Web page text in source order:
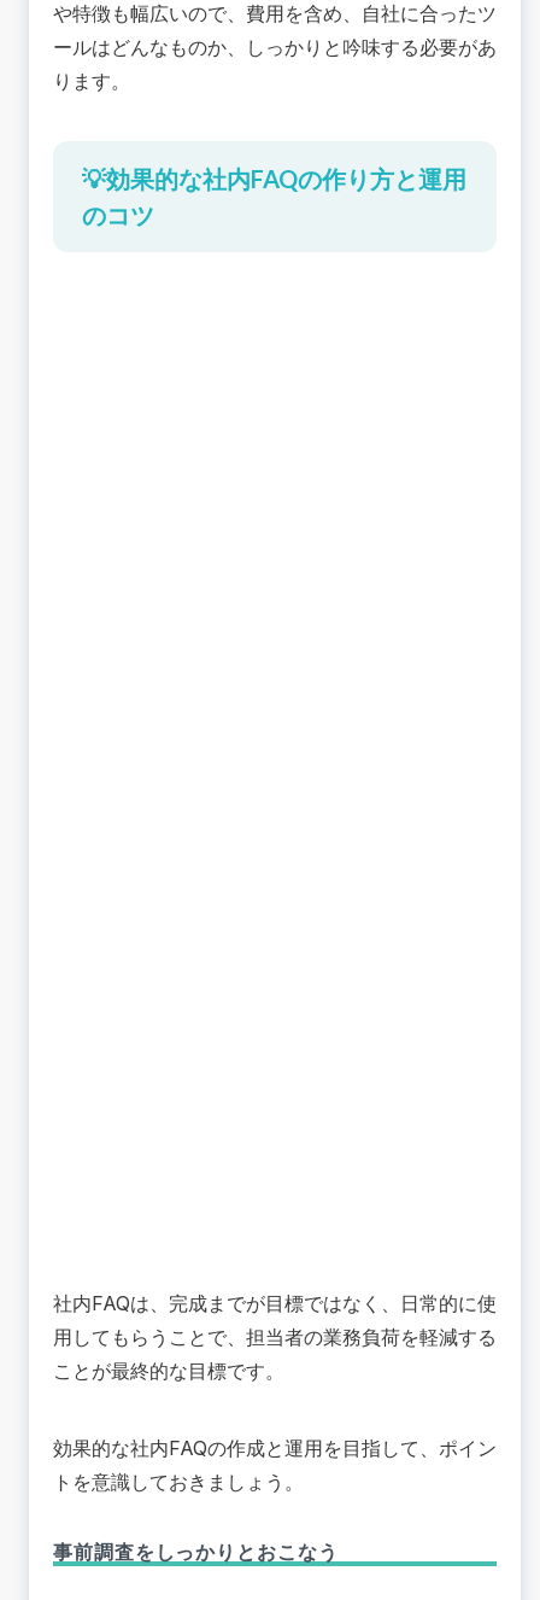
や特徴も幅広いので、費用を含め、自社に合ったツ
ールはどんなものか、しっかりと吟味する必要があ
ります。
💡効果的な社内FAQの作り方と運用
のコツ
社内FAQは、完成までが目標ではなく、日常的に使
用してもらうことで、担当者の業務負荷を軽減する
ことが最終的な目標です。
効果的な社内FAQの作成と運用を目指して、ポイン
トを意識しておきましょう。
事前調査をしっかりとおこなう